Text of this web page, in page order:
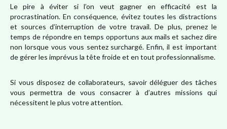
Le pire à éviter si l’on veut gagner en efficacité est la
procrastination. En conséquence, évitez toutes les distractions
et sources d’interruption de votre travail. De plus, prenez le
temps de répondre en temps opportuns aux mails et sachez dire
non lorsque vous vous sentez surchargé. Enfin, il est important
de gérer les imprévus la tête froide et en tout professionnalisme.
Si vous disposez de collaborateurs, savoir déléguer des tâches
vous permettra de vous consacrer à d’autres missions qui
nécessitent le plus votre attention.